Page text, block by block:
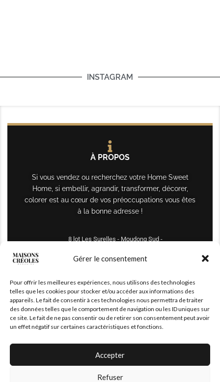
Gérer le consentement
Pour offrir les meilleures expériences, nous utilisons des technologies
telles que les cookies pour stocker et/ou accéder aux informations des
appareils. Le fait de consentir à ces technologies nous permettra de traiter
des données telles que le comportement de navigation ou les ID uniques sur
ce site. Le fait de ne pas consentir ou de retirer son consentement peut avoir
un effet négatif sur certaines caractéristiques et fonctions.
Accepter
Refuser
INSTAGRAM
À PROPOS
Si vous vendez ou recherchez votre Home Sweet
Home, si embellir, agrandir, transformer, décorer,
colorer est au cœur de vos préoccupations vous êtes
à la bonne adresse !
8 lot Les Surelles - Moudong Sud -
maisonscreoles.immo@gmail.com